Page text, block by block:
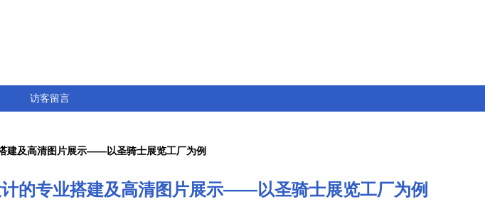
访客留言
建及高清图片展示——以圣骑士展览工厂为例
的专业搭建及高清图片展示——以圣骑士展览工厂为例